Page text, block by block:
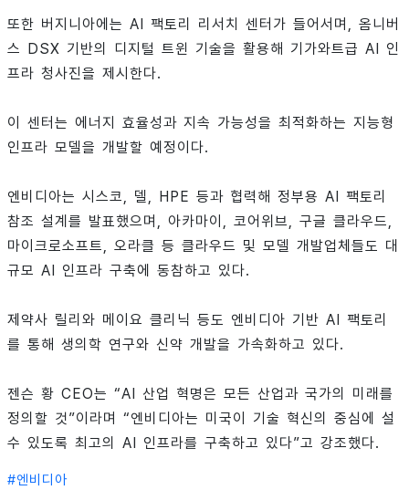
또한 버지니아에는 AI 팩토리 리서치 센터가 들어서며, 옴니버
스 DSX 기반의 디지털 트윈 기술을 활용해 기가와트급 AI 인
프라 청사진을 제시한다.
이 센터는 에너지 효율성과 지속 가능성을 최적화하는 지능형
인프라 모델을 개발할 예정이다.
엔비디아는 시스코, 델, HPE 등과 협력해 정부용 AI 팩토리
참조 설계를 발표했으며, 아카마이, 코어위브, 구글 클라우드,
마이크로소프트, 오라클 등 클라우드 및 모델 개발업체들도 대
규모 AI 인프라 구축에 동참하고 있다.
제약사 릴리와 메이요 클리닉 등도 엔비디아 기반 AI 팩토리
를 통해 생의학 연구와 신약 개발을 가속화하고 있다.
젠슨 황 CEO는 “AI 산업 혁명은 모든 산업과 국가의 미래를
정의할 것”이라며 “엔비디아는 미국이 기술 혁신의 중심에 설
수 있도록 최고의 AI 인프라를 구축하고 있다”고 강조했다.
#엔비디아